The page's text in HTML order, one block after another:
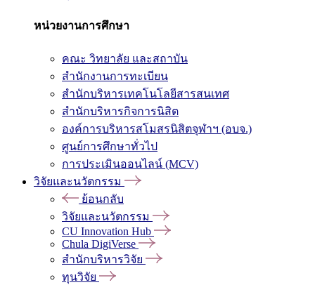
หน่วยงานการศึกษา
คณะ วิทยาลัย และสถาบัน
สำนักงานการทะเบียน
สำนักบริหารเทคโนโลยีสารสนเทศ
สำนักบริหารกิจการนิสิต
องค์การบริหารสโมสรนิสิตจุฬาฯ (อบจ.)
ศูนย์การศึกษาทั่วไป
การประเมินออนไลน์ (MCV)
วิจัยและนวัตกรรม
ย้อนกลับ
วิจัยและนวัตกรรม
CU Innovation Hub
Chula DigiVerse
สำนักบริหารวิจัย
ทุนวิจัย